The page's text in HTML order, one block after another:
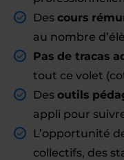
Des cours
au nombre
Pas de tracas
tout ce volet
Des outils
appli pour
L’opportunité
collectifs, des